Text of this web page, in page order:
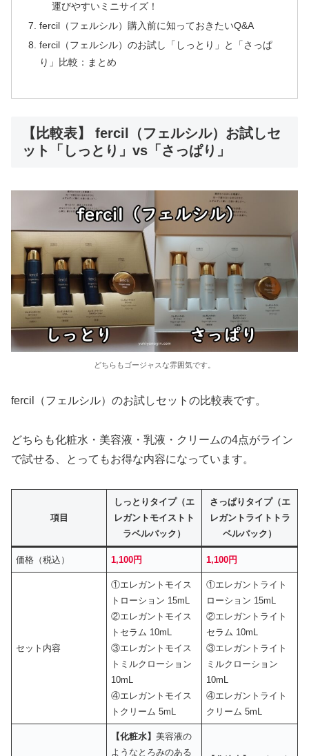
運びやすいミニサイズ！
fercil（フェルシル）購入前に知っておきたいQ&A
fercil（フェルシル）のお試し「しっとり」と「さっぱ
り」比較：まとめ
【比較表】 fercil（フェルシル）お試しセ
ット「しっとり」vs「さっぱり」
どちらもゴージャスな雰囲気です。
fercil（フェルシル）のお試しセットの比較表です。
どちらも化粧水・美容液・乳液・クリームの4点がライン
で試せる、とってもお得な内容になっています。
項目
しっとりタイプ（エ
レガントモイストト
ラベルパック）
さっぱりタイプ（エ
レガントライトトラ
ベルパック）
価格（税込） 1,100円 1,100円
セット内容
①エレガントモイス
トローション 15mL
②エレガントモイス
トセラム 10mL
③エレガントモイス
トミルクローション
10mL
④エレガントモイス
トクリーム 5mL
①エレガントライト
ローション 15mL
②エレガントライト
セラム 10mL
③エレガントライト
ミルクローション
10mL
④エレガントライト
クリーム 5mL
【化粧水】美容液の
ようなとろみのある